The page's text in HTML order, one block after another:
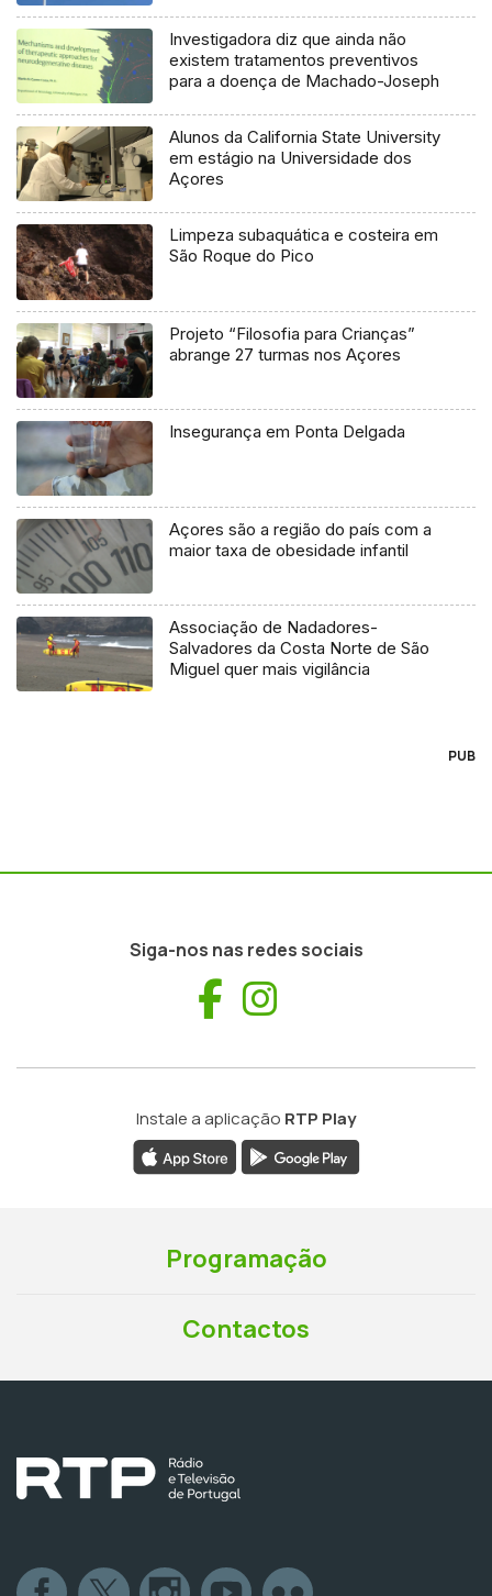
Investigadora diz que ainda não
existem tratamentos preventivos
para a doença de Machado-Joseph
Alunos da California State University
em estágio na Universidade dos
Açores
Limpeza subaquática e costeira em
São Roque do Pico
Projeto “Filosofia para Crianças”
abrange 27 turmas nos Açores
Insegurança em Ponta Delgada
Açores são a região do país com a
maior taxa de obesidade infantil
Associação de Nadadores-
Salvadores da Costa Norte de São
Miguel quer mais vigilância
PUB
Siga-nos nas redes sociais
Facebook
Instale a aplicação RTP Play
Programação
Contactos